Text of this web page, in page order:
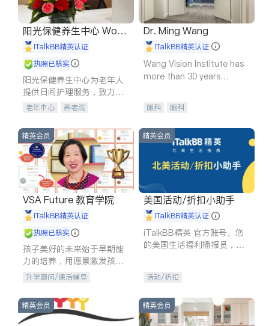
阳光保健养生中心 World
shine
iTalkBB精英认证
执照已核实
阳光保健养生中心为老年人
提供日间护理服务，致力于
通过持续的护理创新来有效
老年中心 养老院
Dr. Ming Wang
iTalkBB精英认证
Wang Vision Institute has
more than 30 years
眼科 眼科
精英会员
VSA Future 教育学院
iTalkBB精英认证
执照已核实
孩子美好的未来始于早期能
力的培养，用愿景激发孩子
的学习潜力和动力。理念：
石。
升学顾问/课后辅导
精英会员
美国活动/折扣小助手
iTalkBB精英认证
iTalkBB精英 官方账号。您
的美国生活福利播报员，精
专属福利。
活动/折扣
精英会员 精英会员